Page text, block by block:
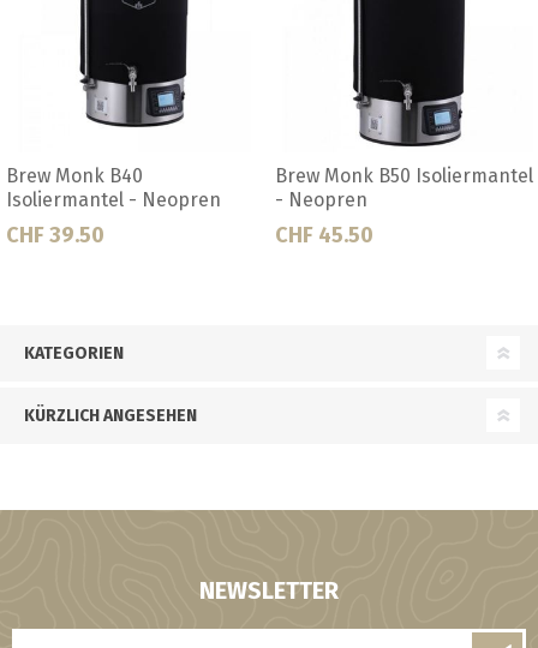
Monk B50 Isoliermantel
45.50
Brew Monk B70 Isoliermantel
- Neopren
CHF 48.00
KATEGORIEN
KÜRZLICH ANGESEHEN
NEWSLETTER